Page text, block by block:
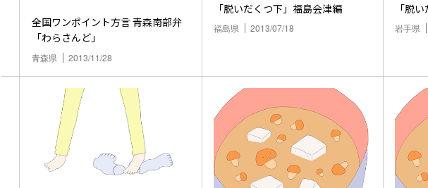
全国ワンポイント方言 青森南部弁
「わらさんど」
青森県 2013/11/28
「脱いだくつ下」福島会津編
福島県 2013/07/18
「脱
岩手県